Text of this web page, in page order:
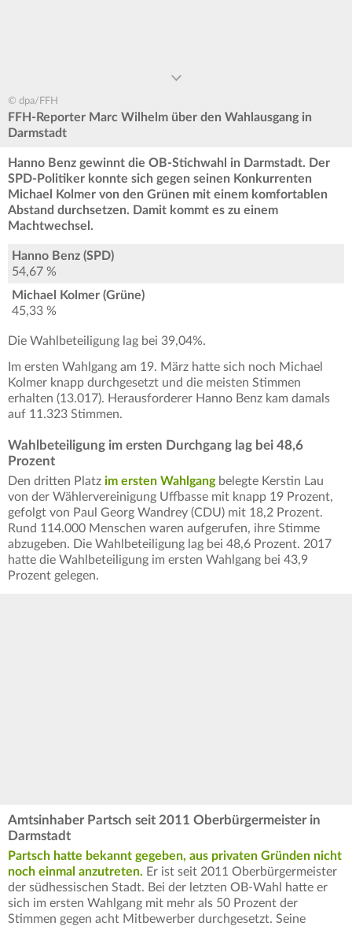
© dpa/FFH
FFH-Reporter Marc Wilhelm über den Wahlausgang in
Darmstadt
Hanno Benz gewinnt die OB-Stichwahl in Darmstadt. Der
SPD-Politiker konnte sich gegen seinen Konkurrenten
Michael Kolmer von den Grünen mit einem komfortablen
Abstand durchsetzen. Damit kommt es zu einem
Machtwechsel.
Hanno Benz (SPD)
54,67 %
Michael Kolmer (Grüne)
45,33 %
Die Wahlbeteiligung lag bei 39,04%.
Im ersten Wahlgang am 19. März hatte sich noch Michael
Kolmer knapp durchgesetzt und die meisten Stimmen
erhalten (13.017). Herausforderer Hanno Benz kam damals
auf 11.323 Stimmen.
Wahlbeteiligung im ersten Durchgang lag bei 48,6
Prozent
Den dritten Platz im ersten Wahlgangbelegte Kerstin Lau
von der Wählervereinigung Uffbasse mit knapp 19 Prozent,
gefolgt von Paul Georg Wandrey (CDU) mit 18,2 Prozent.
Rund 114.000 Menschen waren aufgerufen, ihre Stimme
abzugeben. Die Wahlbeteiligung lag bei 48,6 Prozent. 2017
hatte die Wahlbeteiligung im ersten Wahlgang bei 43,9
Prozent gelegen.
Amtsinhaber Partsch seit 2011 Oberbürgermeister in
Darmstadt
Partsch hatte bekannt gegeben, aus privaten Gründen nicht
noch einmal anzutreten. Er ist seit 2011 Oberbürgermeister
der südhessischen Stadt. Bei der letzten OB-Wahl hatte er
sich im ersten Wahlgang mit mehr als 50 Prozent der
Stimmen gegen acht Mitbewerber durchgesetzt. Seine